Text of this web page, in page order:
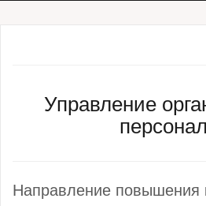
Управление
Направление повышения